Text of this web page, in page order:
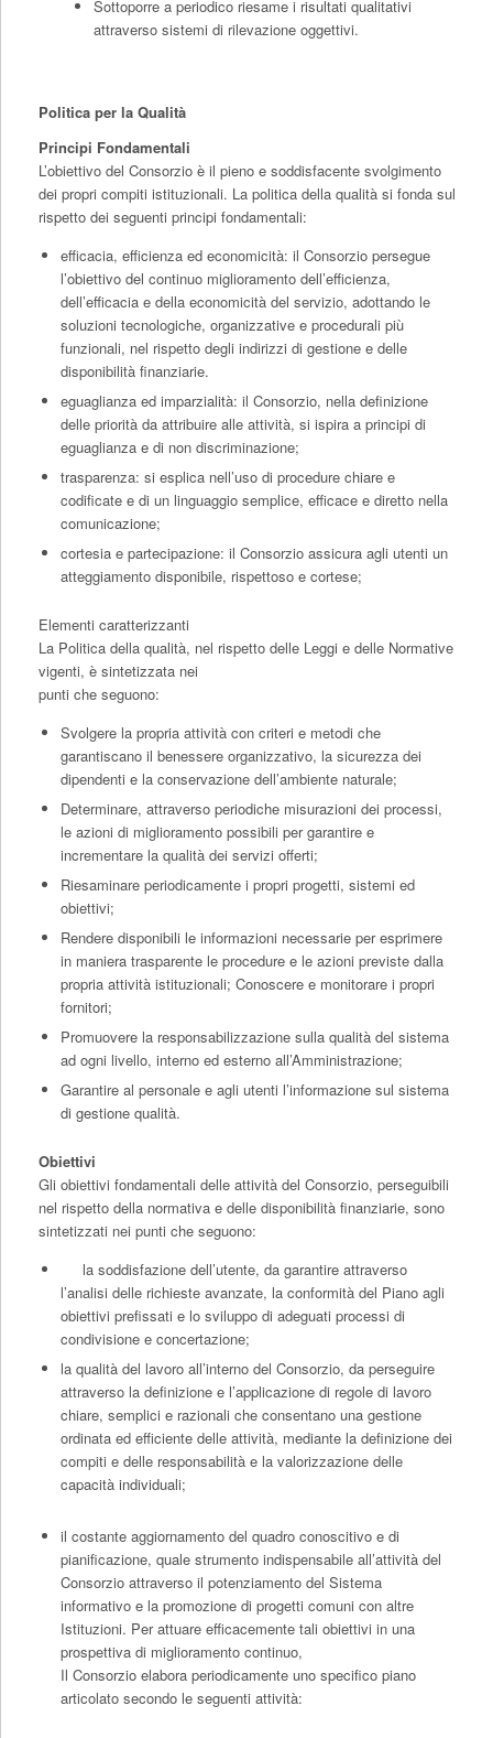
Sottoporre a periodico riesame i risultati qualitativi
attraverso sistemi di rilevazione oggettivi.
Politica per la Qualità
Principi Fondamentali
L’obiettivo del Consorzio è il pieno e soddisfacente svolgimento
dei propri compiti istituzionali. La politica della qualità si fonda sul
rispetto dei seguenti principi fondamentali:
efficacia, efficienza ed economicità: il Consorzio persegue
l’obiettivo del continuo miglioramento dell’efficienza,
dell’efficacia e della economicità del servizio, adottando le
soluzioni tecnologiche, organizzative e procedurali più
funzionali, nel rispetto degli indirizzi di gestione e delle
disponibilità finanziarie.
eguaglianza ed imparzialità: il Consorzio, nella definizione
delle priorità da attribuire alle attività, si ispira a principi di
eguaglianza e di non discriminazione;
trasparenza: si esplica nell’uso di procedure chiare e
codificate e di un linguaggio semplice, efficace e diretto nella
comunicazione;
cortesia e partecipazione: il Consorzio assicura agli utenti un
atteggiamento disponibile, rispettoso e cortese;
Elementi caratterizzanti
La Politica della qualità, nel rispetto delle Leggi e delle Normative
vigenti, è sintetizzata nei
punti che seguono:
Svolgere la propria attività con criteri e metodi che
garantiscano il benessere organizzativo, la sicurezza dei
dipendenti e la conservazione dell’ambiente naturale;
Determinare, attraverso periodiche misurazioni dei processi,
le azioni di miglioramento possibili per garantire e
incrementare la qualità dei servizi offerti;
Riesaminare periodicamente i propri progetti, sistemi ed
obiettivi;
Rendere disponibili le informazioni necessarie per esprimere
in maniera trasparente le procedure e le azioni previste dalla
propria attività istituzionali; Conoscere e monitorare i propri
fornitori;
Promuovere la responsabilizzazione sulla qualità del sistema
ad ogni livello, interno ed esterno all’Amministrazione;
Garantire al personale e agli utenti l’informazione sul sistema
di gestione qualità.
Obiettivi
Gli obiettivi fondamentali delle attività del Consorzio, perseguibili
nel rispetto della normativa e delle disponibilità finanziarie, sono
sintetizzati nei punti che seguono:
la soddisfazione dell’utente, da garantire attraverso
l’analisi delle richieste avanzate, la conformità del Piano agli
obiettivi prefissati e lo sviluppo di adeguati processi di
condivisione e concertazione;
la qualità del lavoro all’interno del Consorzio, da perseguire
attraverso la definizione e l’applicazione di regole di lavoro
chiare, semplici e razionali che consentano una gestione
ordinata ed efficiente delle attività, mediante la definizione dei
compiti e delle responsabilità e la valorizzazione delle
capacità individuali;
il costante aggiornamento del quadro conoscitivo e di
pianificazione, quale strumento indispensabile all’attività del
Consorzio attraverso il potenziamento del Sistema
informativo e la promozione di progetti comuni con altre
Istituzioni. Per attuare efficacemente tali obiettivi in una
prospettiva di miglioramento continuo,
Il Consorzio elabora periodicamente uno specifico piano
articolato secondo le seguenti attività: